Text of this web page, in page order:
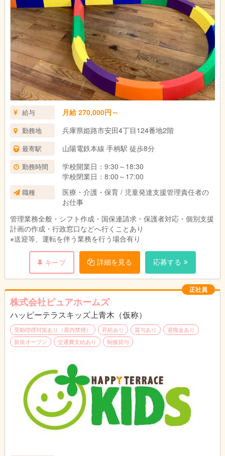
給与 月給 270,000円～
勤務地 兵庫県姫路市安田4丁目124番地2階
最寄駅 山陽電鉄本線 手柄駅 徒歩8分
勤務時間
学校開業日：9:30～18:30
学校閉業日：8:00～17:00
職種
医療・介護・保育 / 児童発達支援管理責任者の
お仕事
管理業務全般・シフト作成・国保連請求・保護者対応・個別支援
計画の作成・行政窓口などへ行くことあり
※送迎等、運転を伴う業務を行う場合有り
キープ 詳細を見る 応募する
正社員
株式会社ピュアホームズ
ハッピーテラスキッズ上青木（仮称）
受動喫煙対策あり（屋内禁煙） 昇給あり 賞与あり
退職金あり
新規オープン
交通費支給あり 制服貸与